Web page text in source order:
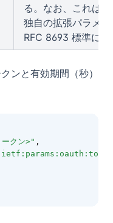
る。なお、これは
独自の拡張パラメ
RFC 8693 標準に
ンと有効期間（秒）
ークン>" ,